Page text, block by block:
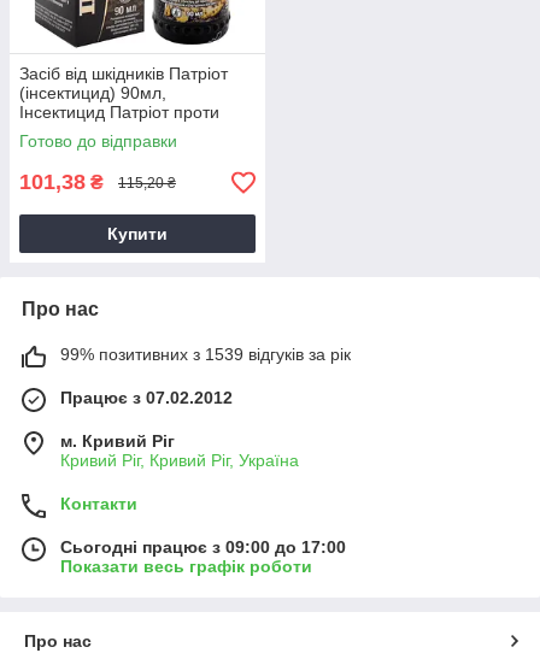
Засіб від шкідників Патріот
(інсектицид) 90мл,
Інсектицид Патріот проти
колорадського жука
Готово до відправки
101,38 ₴ 115,20 ₴
Купити
Про нас
99% позитивних з 1539 відгуків за рік
Працює з 07.02.2012
м. Кривий Ріг
Кривий Ріг, Кривий Ріг, Україна
Контакти
Сьогодні працює з 09:00 до 17:00
Показати весь графік роботи
Про нас